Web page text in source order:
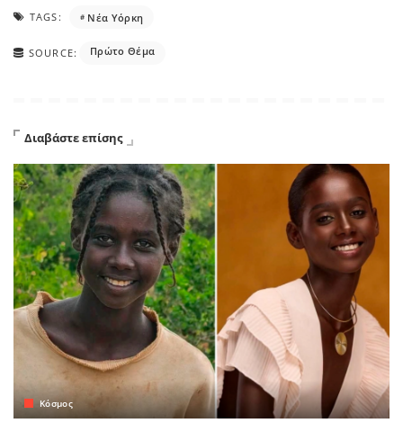
TAGS: Νέα Υόρκη
SOURCE: Πρώτο Θέμα
Διαβάστε επίσης
Κόσμος